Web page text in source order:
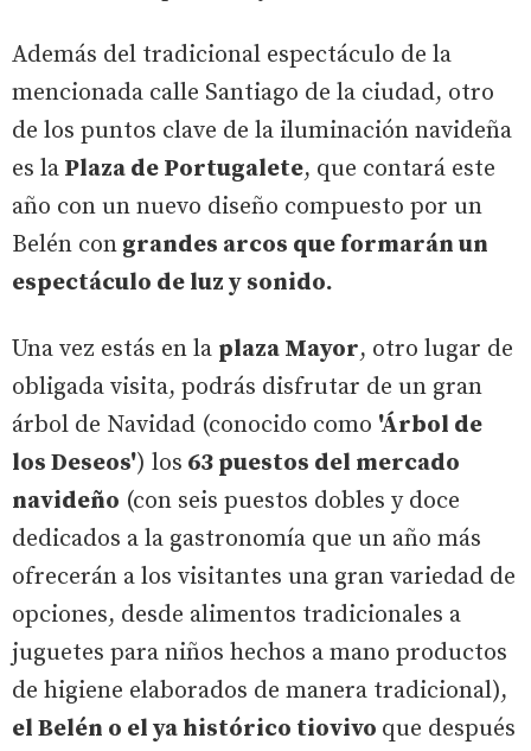
Además del tradicional espectáculo de la
mencionada calle Santiago de la ciudad, otro
de los puntos clave de la iluminación navideña
es la Plaza de Portugalete, que contará este
año con un nuevo diseño compuesto por un
Belén con grandes arcos que formarán un
espectáculo de luz y sonido.
Una vez estás en la plaza Mayor, otro lugar de
obligada visita, podrás disfrutar de un gran
árbol de Navidad (conocido como 'Árbol de
los Deseos') los 63 puestos del mercado
navideño (con seis puestos dobles y doce
dedicados a la gastronomía que un año más
ofrecerán a los visitantes una gran variedad de
opciones, desde alimentos tradicionales a
juguetes para niños hechos a mano productos
de higiene elaborados de manera tradicional),
el Belén o el ya histórico tiovivo que después